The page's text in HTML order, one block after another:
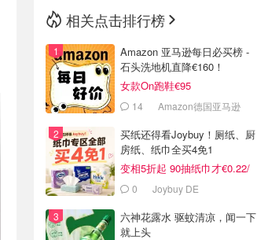
相关点击排行榜
Amazon 亚马逊每日必买榜 -
石头洗地机直降€160！
女款On跑鞋€95
14 Amazon德国亚马逊
买纸还得看Joybuy！厕纸、厨
房纸、纸巾全买4免1
变相5折起 90抽纸巾才€0.22/
包 0 Joybuy DE
六神花露水 驱蚊清凉，闻一下
就上头